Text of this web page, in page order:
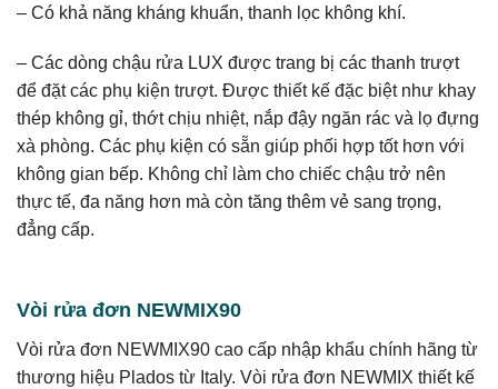
– Có khả năng kháng khuẩn, thanh lọc không khí.
– Các dòng chậu rửa LUX được trang bị các thanh trượt
để đặt các phụ kiện trượt. Được thiết kế đặc biệt như khay
thép không gỉ, thớt chịu nhiệt, nắp đậy ngăn rác và lọ đựng
xà phòng. Các phụ kiện có sẵn giúp phối hợp tốt hơn với
không gian bếp. Không chỉ làm cho chiếc chậu trở nên
thực tế, đa năng hơn mà còn tăng thêm vẻ sang trọng,
đẳng cấp.
Vòi rửa đơn NEWMIX90
Vòi rửa đơn NEWMIX90 cao cấp nhập khẩu chính hãng từ
thương hiệu Plados từ Italy. Vòi rửa đơn NEWMIX thiết kế